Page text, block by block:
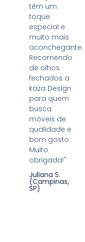
têm um
toque
especial e
muito mais
aconchegante.
Recomendo
de olhos
fechados a
kaza Design
para quem
busca
móveis de
qualidade e
bom gosto.
Muito
obrigada!"
Juliana S.
(Campinas,
SP)